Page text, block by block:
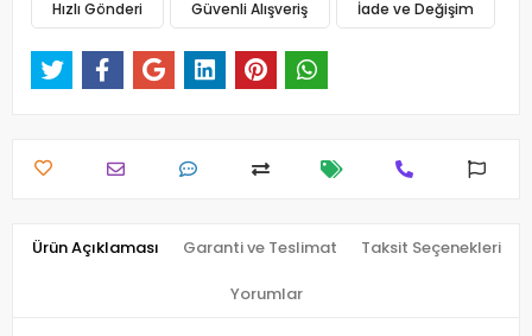
Hızlı Gönderi Güvenli Alışveriş İade ve Değişim
Ürün Açıklaması Garanti ve Teslimat Taksit Seçenekleri
Yorumlar